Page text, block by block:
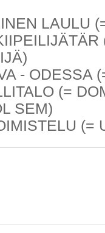
LAULU
- ODESSA
(=
SEM)
(=